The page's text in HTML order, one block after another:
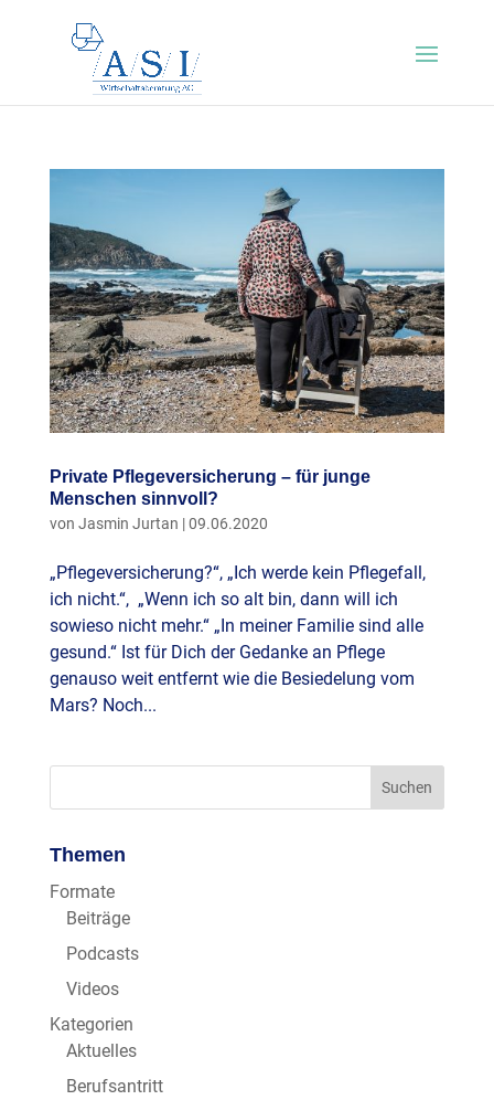
Private Pflegeversicherung – für junge
Menschen sinnvoll?
von Jasmin Jurtan |09.06.2020
„Pflegeversicherung?“, „Ich werde kein Pflegefall,
ich nicht.“, „Wenn ich so alt bin, dann will ich
sowieso nicht mehr.“ „In meiner Familie sind alle
gesund.“ Ist für Dich der Gedanke an Pflege
genauso weit entfernt wie die Besiedelung vom
Mars? Noch...
Themen
Formate
Beiträge
Podcasts
Videos
Kategorien
Aktuelles
Berufsantritt